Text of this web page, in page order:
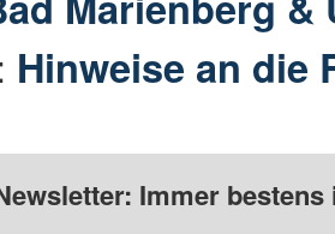
Hinweise an die
Immer